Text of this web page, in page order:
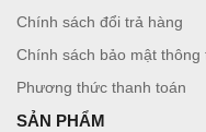
Chính sách đổi trả hàng
Chính sách bảo mật thông
Phương thức thanh toán
SẢN PHẨM